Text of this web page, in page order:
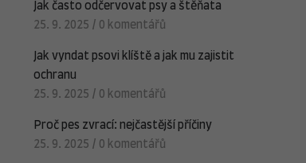
Jak často odčervovat psy a štěňata
25. 9. 2025 / 0 komentářů
Jak vyndat psovi klíště a jak mu zajistit
ochranu
25. 9. 2025 / 0 komentářů
Proč pes zvrací: nejčastější příčiny
25. 9. 2025 / 0 komentářů